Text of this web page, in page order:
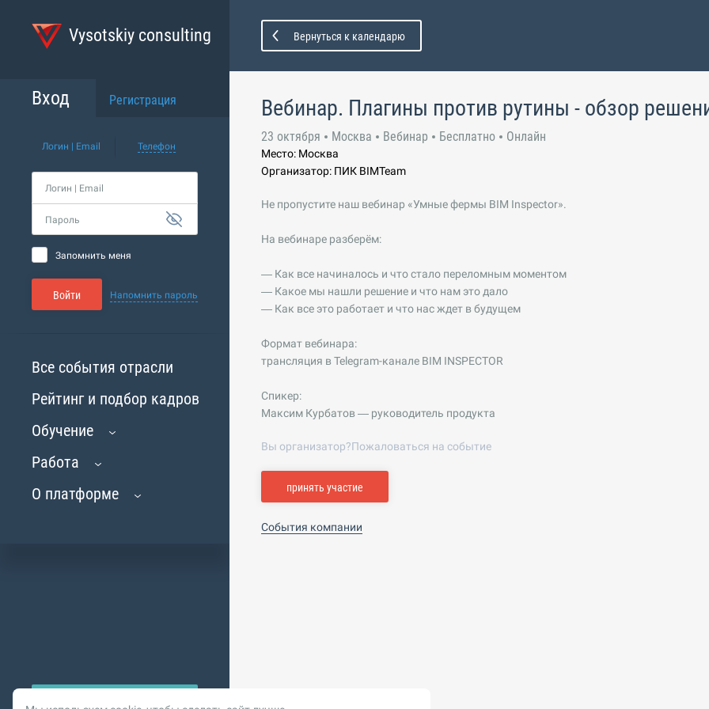
Vysotskiy consulting
Вход Регистрация
Логин | Email Телефон
Логин | Email
Пароль
Запомнить меня
Войти Напомнить пароль
Все события отрасли
Рейтинг и подбор кадров
Обучение
Работа
О платформе
Вернуться к календарю
Вебинар. Плагины против рутины - обзор
23 октября Москва Вебинар Бесплатно Онлайн
Место: Москва
Организатор: ПИК BIMTeam
Не пропустите наш вебинар «Умные фермы BIM Inspector».
На вебинаре разберём:
— Как все начиналось и что стало переломным моментом
— Какое мы нашли решение и что нам это дало
— Как все это работает и что нас ждет в будущем
Формат вебинара:
трансляция в Telegram-канале BIM INSPECTOR
Спикер:
Максим Курбатов — руководитель продукта
Вы организатор?Пожаловаться на событие
принять участие
События компании